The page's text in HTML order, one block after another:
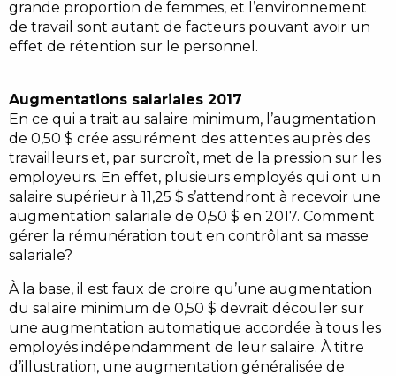
grande proportion de femmes, et l’environnement
de travail sont autant de facteurs pouvant avoir un
effet de rétention sur le personnel.
Augmentations salariales 2017
En ce qui a trait au salaire minimum, l’augmentation
de 0,50 $ crée assurément des attentes auprès des
travailleurs et, par surcroît, met de la pression sur les
employeurs. En effet, plusieurs employés qui ont un
salaire supérieur à 11,25 $ s’attendront à recevoir une
augmentation salariale de 0,50 $ en 2017. Comment
gérer la rémunération tout en contrôlant sa masse
salariale?
À la base, il est faux de croire qu’une augmentation
du salaire minimum de 0,50 $ devrait découler sur
une augmentation automatique accordée à tous les
employés indépendamment de leur salaire. À titre
d’illustration, une augmentation généralisée de